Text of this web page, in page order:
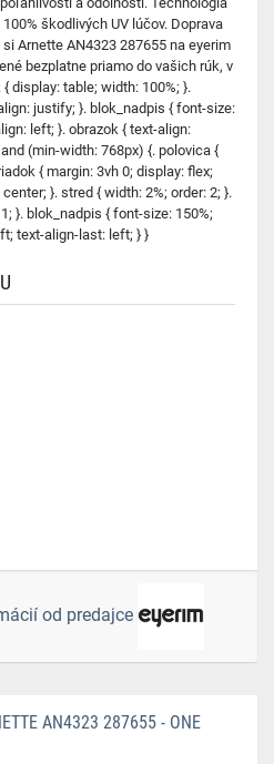
škodlivých UV lúčov. Doprava
Arnette AN4323 287655 na eyerim
bezplatne priamo do vašich rúk, v
display: table; width: 100%; }.
justify; }. blok_nadpis { font-size:
left; }. obrazok { text-align:
(min-width: 768px) {. polovica {
{ margin: 3vh 0; display: flex;
}. stred { width: 2%; order: 2; }.
}. blok_nadpis { font-size: 150%;
text-align-last: left; } }
od predajce
AN4323 287655 - ONE